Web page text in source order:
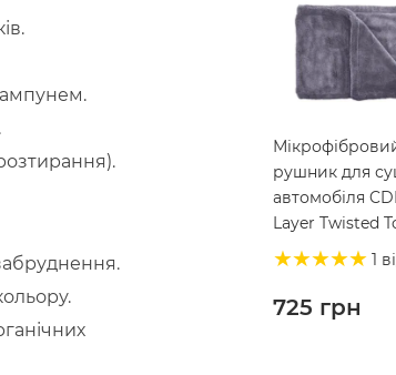
рушник для
автомобіля
Layer Twisted
50х80, 1200gsm
1
725 грн